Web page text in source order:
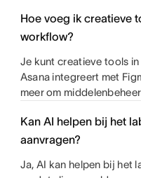
Hoe voeg ik creatieve
workflow?
Je kunt creatieve tools
Asana integreert met
meer om
Kan AI helpen bij het
aanvragen?
Ja, AI kan helpen bij het